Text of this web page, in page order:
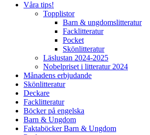
Våra tips!
Topplistor
Barn & ungdomslitteratur
Facklitteratur
Pocket
Skönlitteratur
Läslustan 2024-2025
Nobelpriset i litteratur 2024
Månadens erbjudande
Skönlitteratur
Deckare
Facklitteratur
Böcker på engelska
Barn & Ungdom
Faktaböcker Barn & Ungdom